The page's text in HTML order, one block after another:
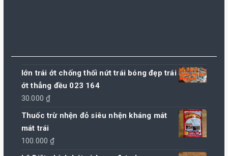
lớn trái ớt chống thối nứt trái bóng đẹp trái
ớt thẳng đều 023 164
30.000₫
Thuốc trừ nhện đỏ siêu nhện kháng mát
mát trái
100.000₫